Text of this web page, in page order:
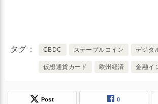
タグ CBDC ステーブルコイン デジタ
仮想通貨カード 欧州経済 金融イ
Post 0